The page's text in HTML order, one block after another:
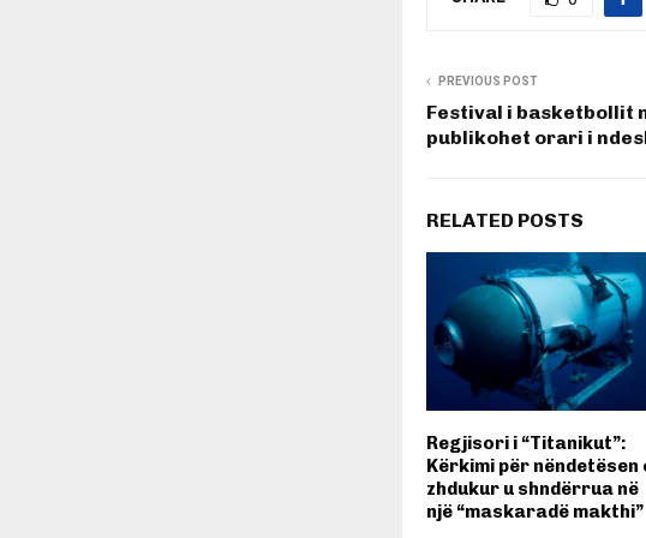
PREVIOUS POST
Festival i basketbollit
publikohet orari i
RELATED POSTS
Regjisori i “Titanikut”:
Kërkimi për nëndetësen
zhdukur u shndërrua në
një “maskaradë makthi”